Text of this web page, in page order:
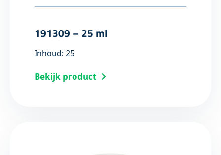
191309 – 25 ml
Inhoud: 25
Bekijk product